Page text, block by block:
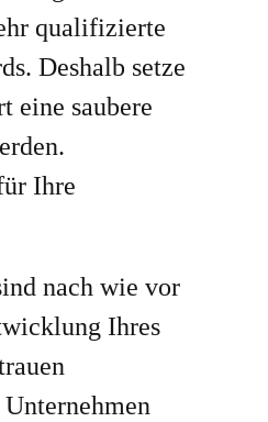
qualifizierte
Deshalb setze
eine saubere
Ihre
nach wie vor
Ihres